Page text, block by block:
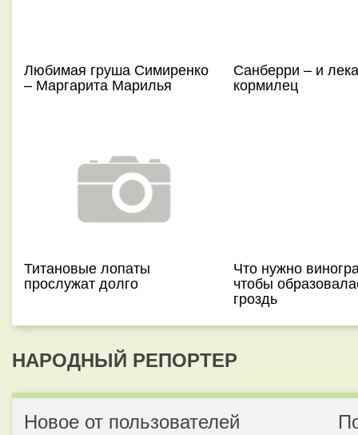
Любимая груша Симиренко
– Маргарита Марилья
Санберри – и
кормилец
Титановые лопаты
прослужат долго
Что нужно
чтобы
гроздь
НАРОДНЫЙ РЕПОРТЕР
Новое от пользователей